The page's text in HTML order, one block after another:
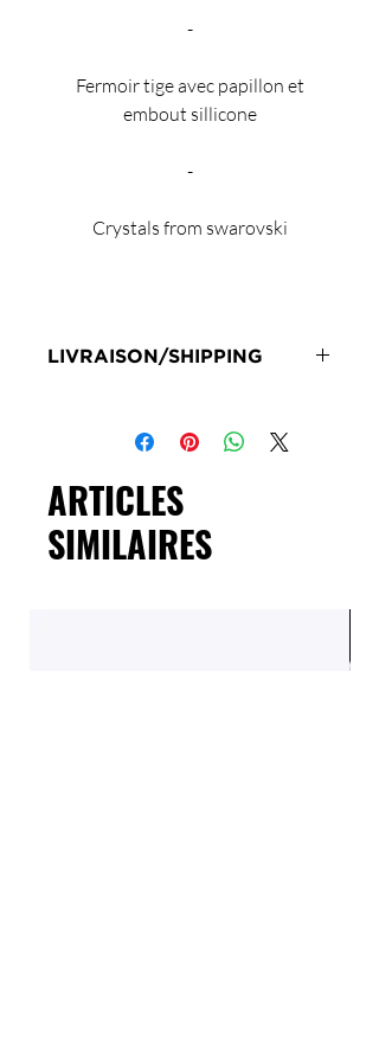
-
Fermoir tige avec papillon et
embout sillicone
-
Crystals from swarovski
LIVRAISON/SHIPPING
Delivery 72 hours subject to stock
ARTICLES
SIMILAIRES